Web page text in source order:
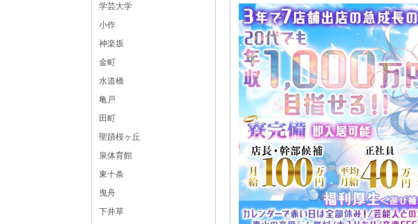
学芸大学
小作
神楽坂
金町
水道橋
亀戸
田町
聖蹟桜ヶ丘
泉体育館
東十条
曳舟
下井草